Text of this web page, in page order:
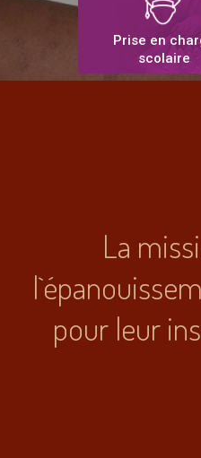
Prise en
scolaire
La
pour leur